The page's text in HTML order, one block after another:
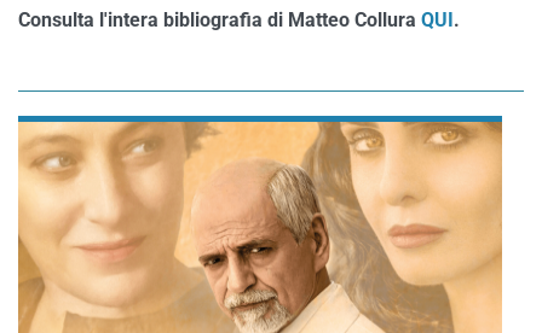
Consulta l'intera bibliografia di Matteo Collura QUI.